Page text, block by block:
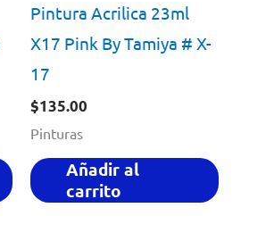
Pintura Acrilica 23ml
X17 Pink By Tamiya # X-
17
$135.00
Pinturas
Añadir al
carrito